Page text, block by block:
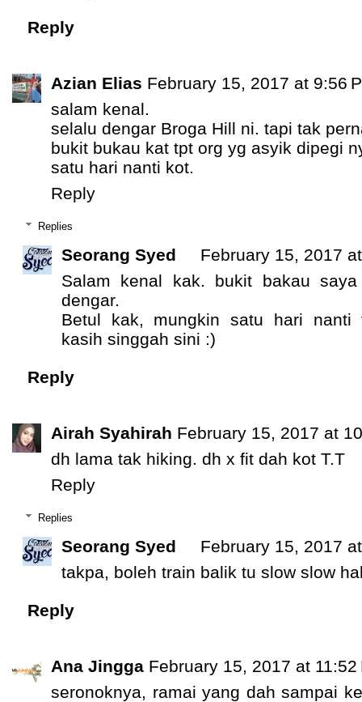
Reply
Azian Elias February 15, 2017 at 9:56
salam kenal.
selalu dengar Broga Hill ni. tapi tak
bukit bukau kat tpt org yg asyik dipegi
satu hari nanti kot.
Reply
Replies
Seorang Syed
February 15, 2017
Salam kenal kak. bukit bakau
dengar.
Betul kak, mungkin satu hari nanti
kasih singgah sini :)
Reply
Airah Syahirah February 15, 2017 at
dh lama tak hiking. dh x fit dah kot T.T
Reply
Replies
Seorang Syed
February 15, 2017
takpa, boleh train balik tu slow slow
Reply
Ana Jingga February 15, 2017 at 11:52
seronoknya, ramai yang dah sampai